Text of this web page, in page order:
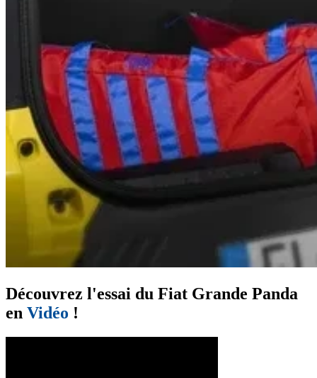
Découvrez l'essai du Fiat Grande Panda
en Vidéo !